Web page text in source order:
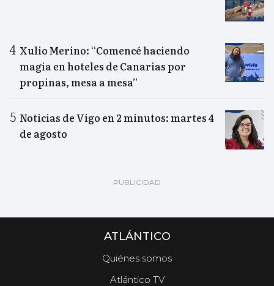
Xulio Merino: “Comencé haciendo
magia en hoteles de Canarias por
propinas, mesa a mesa”
Noticias de Vigo en 2 minutos: martes 4
de agosto
ATLÁNTICO
Quiénes somos
Atlántico TV